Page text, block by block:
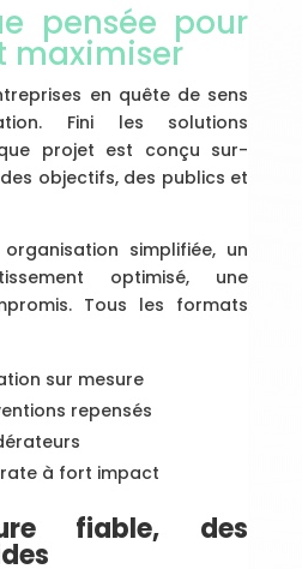
pensée pour
maximiser
en quête de sens
Fini les solutions
projet est conçu sur-
objectifs, des publics et
simplifiée, un
optimisé, une
Tous les formats
sur mesure
repensés
à fort impact
fiable, des